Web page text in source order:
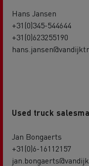
Hans Jansen
+31(0)345-544644
+31(0)623255190
Used truck
Jan Bongaerts
+31(0)6-16112157